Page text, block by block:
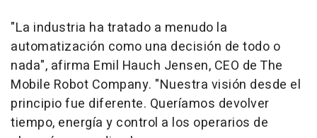
"La industria ha tratado a menudo la
automatización como una decisión de todo o
nada", afirma Emil Hauch Jensen, CEO de The
Mobile Robot Company. "Nuestra visión desde el
principio fue diferente. Queríamos devolver
tiempo, energía y control a los operarios de